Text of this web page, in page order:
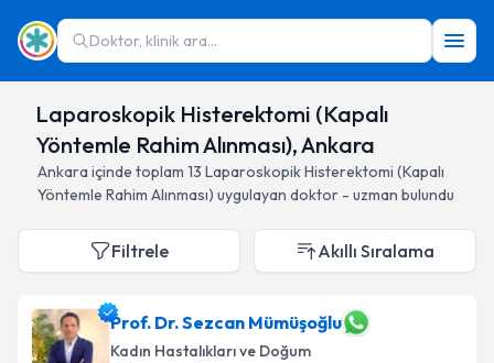
Doktor, klinik ara...
Laparoskopik Histerektomi (Kapalı
Yöntemle Rahim Alınması), Ankara
Ankara içinde toplam 13 Laparoskopik Histerektomi (Kapalı
Yöntemle Rahim Alınması) uygulayan doktor - uzman bulundu
Filtrele Akıllı Sıralama
Prof. Dr. Sezcan Mümüşoğlu
Kadın Hastalıkları ve Doğum